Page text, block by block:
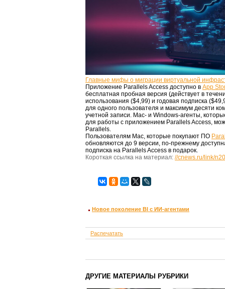
Главные мифы о миграции виртуальной
Приложение Parallels Access доступно в App
бесплатная пробная версия (действует в
использования ($4,99) и годовая подписка
для одного пользователя и максимум десяти
учетной записи. Mac- и Windows-агенты,
для работы с приложением Parallels Access,
Parallels.
Пользователям Mac, которые покупают ПО
обновляются до 9 версии, по-прежнему
подписка на Parallels Access в подарок.
Короткая ссылка на материал: //cnews.ru/link/
Новое поколение BI с ИИ-агентами
Распечатать
ДРУГИЕ МАТЕРИАЛЫ РУБРИКИ